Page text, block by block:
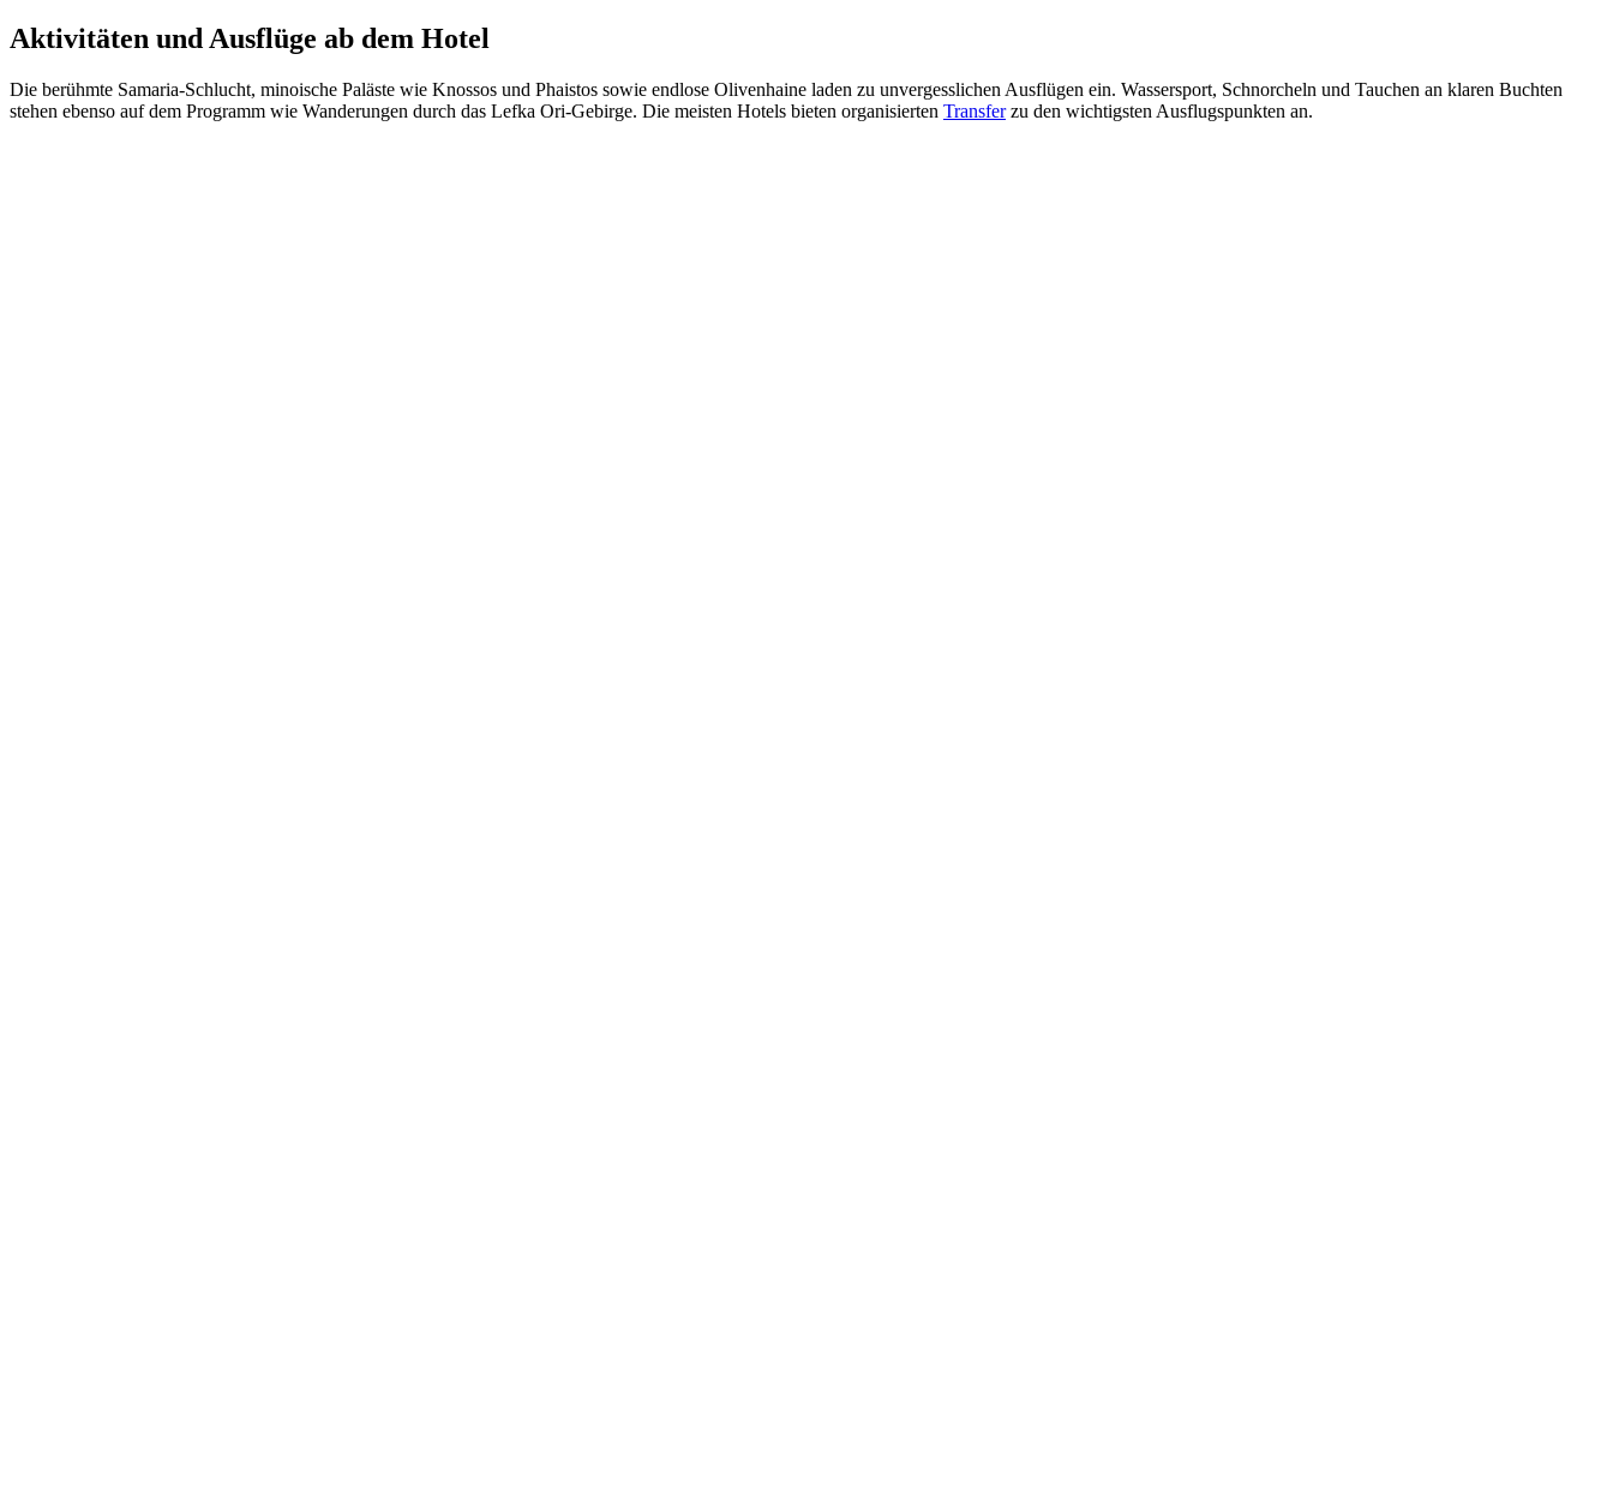
Aktivitäten und Ausflüge ab dem Hotel
Die berühmte Samaria-Schlucht, minoische Paläste wie Knossos und Phaistos sowie endlose Olivenhaine laden zu unvergesslichen Ausflügen ein. Wassersport, Schnorcheln und Tauchen an klaren Buchten
stehen ebenso auf dem Programm wie Wanderungen durch das Lefka Ori-Gebirge. Die meisten Hotels bieten organisierten Transferzu den wichtigsten Ausflugspunkten an.